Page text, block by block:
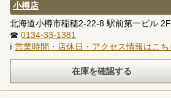
小樽店
北海道小樽市稲穂2-22-8 駅前第一ビル 2F
☎ 0134-33-1381
ℹ 営業時間・店休日・アクセス情報はこち